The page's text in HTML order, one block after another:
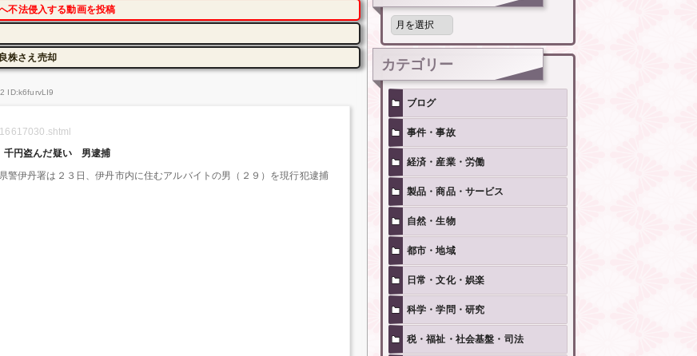
不法侵入する動画を投稿
株さえ売却
ID:k6furvLI9
千円盗んだ疑い 男逮捕
伊丹署は２３日、伊丹市内に住むアルバイトの男（２９）を現行犯逮捕
月
記
事
カテゴリー
ブログ
事件・事故
経済・産業・労働
製品・商品・サービス
自然・生物
都市・地域
日常・文化・娯楽
科学・学問・研究
税・福祉・社会基盤・司法